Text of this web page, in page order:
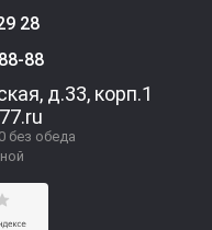
28
88
д.33, корп.1
без обеда